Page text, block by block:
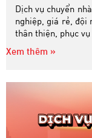
Dịch vụ chuyển
nghiệp, giá rẻ, đội
thân thiện, phục vụ
Xem thêm »